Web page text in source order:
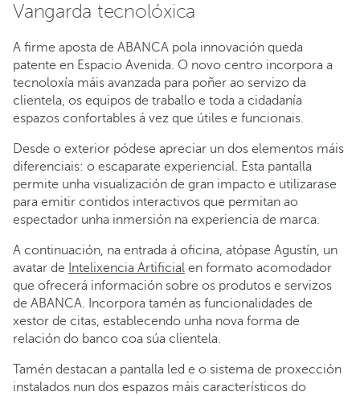
Vangarda tecnolóxica
A firme aposta de ABANCA pola innovación queda
patente en Espacio Avenida. O novo centro incorpora a
tecnoloxía máis avanzada para poñer ao servizo da
clientela, os equipos de traballo e toda a cidadanía
espazos confortables á vez que útiles e funcionais.
Desde o exterior pódese apreciar un dos elementos máis
diferenciais: o escaparate experiencial. Esta pantalla
permite unha visualización de gran impacto e utilizarase
para emitir contidos interactivos que permitan ao
espectador unha inmersión na experiencia de marca.
A continuación, na entrada á oficina, atópase Agustín, un
avatar de Intelixencia Artificial en formato acomodador
que ofrecerá información sobre os produtos e servizos
de ABANCA. Incorpora tamén as funcionalidades de
xestor de citas, establecendo unha nova forma de
relación do banco coa súa clientela.
Tamén destacan a pantalla led e o sistema de proxección
instalados nun dos espazos máis característicos do